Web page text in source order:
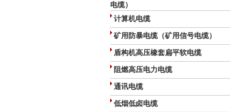
电缆）
计算机电缆
矿用防暴电缆（矿用信号电缆）
盾构机高压橡套扁平软电缆
阻燃高压电力电缆
通讯电缆
低烟低卤电缆